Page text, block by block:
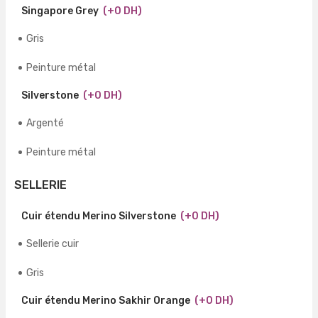
Singapore Grey (+0 DH)
Gris
Peinture métal
Silverstone (+0 DH)
Argenté
Peinture métal
SELLERIE
Cuir étendu Merino Silverstone (+0 DH)
Sellerie cuir
Gris
Cuir étendu Merino Sakhir Orange (+0 DH)